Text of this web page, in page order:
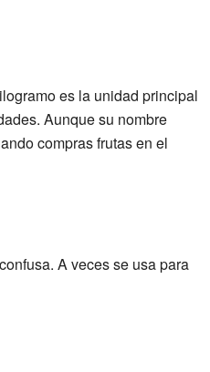
es la unidad principal
Aunque su nombre
compras frutas en el
A veces se usa para